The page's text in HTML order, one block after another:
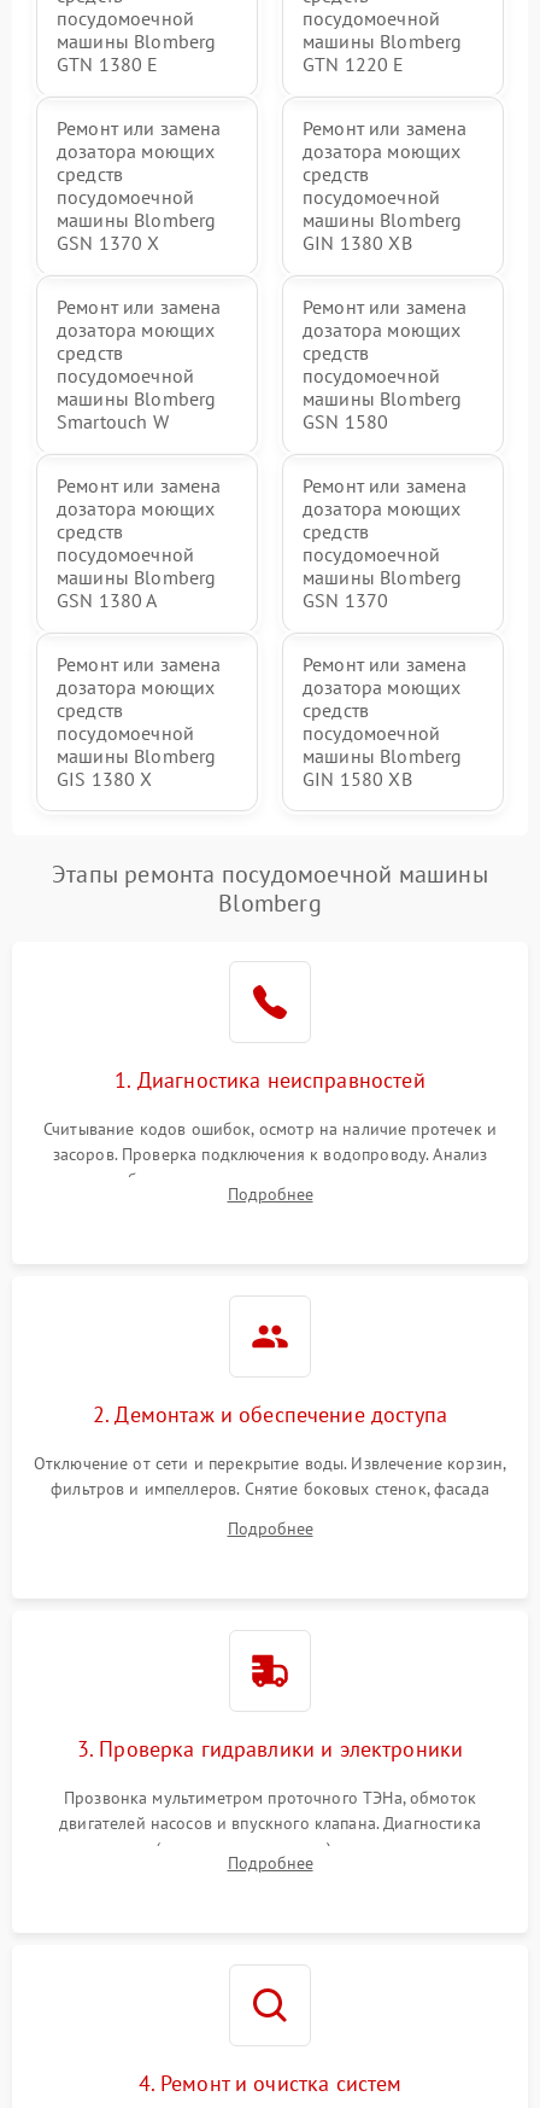
посудомоечной
машины Blomberg
GTN 1380 E
посудомоечной
машины Blomberg
GTN 1220 E
Ремонт или замена
дозатора моющих
средств
посудомоечной
машины Blomberg
GSN 1370 X
Ремонт или замена
дозатора моющих
средств
посудомоечной
машины Blomberg
GIN 1380 XB
Ремонт или замена
дозатора моющих
средств
посудомоечной
машины Blomberg
Smartouch W
Ремонт или замена
дозатора моющих
средств
посудомоечной
машины Blomberg
GSN 1580
Ремонт или замена
дозатора моющих
средств
посудомоечной
машины Blomberg
GSN 1380 A
Ремонт или замена
дозатора моющих
средств
посудомоечной
машины Blomberg
GSN 1370
Ремонт или замена
дозатора моющих
средств
посудомоечной
машины Blomberg
GIS 1380 X
Ремонт или замена
дозатора моющих
средств
посудомоечной
машины Blomberg
GIN 1580 XB
Этапы ремонта посудомоечной машины
Blomberg
1. Диагностика неисправностей
Считывание кодов ошибок, осмотр на наличие протечек и
засоров. Проверка подключения к водопроводу. Анализ
жалоб на отсутствие слива, нагрева, вращения
разбрызгивателей или срабатывание системы защиты
Подробнее
2. Демонтаж и обеспечение доступа
Отключение от сети и перекрытие воды. Извлечение корзин,
фильтров и импеллеров. Снятие боковых стенок, фасада
циркуляционному насосу, ТЭНу и сливной помпе.
Подробнее
3. Проверка гидравлики и электроники
Прозвонка мультиметром проточного ТЭНа, обмоток
двигателей насосов и впускного клапана. Диагностика
прессостата (датчика уровня воды), датчика мутности,
концевика дверцы и электронного модуля управления.
Подробнее
4. Ремонт и очистка систем